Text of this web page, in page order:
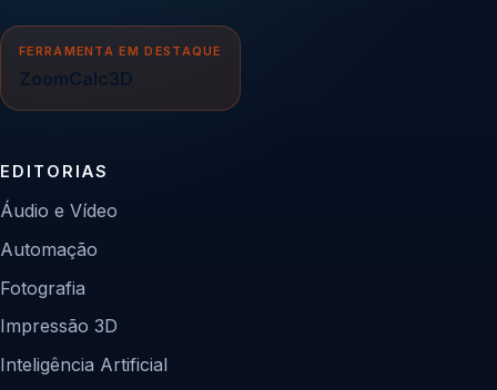
FERRAMENTA EM DESTAQUE
ZoomCalc3D
EDITORIAS
Áudio e Vídeo
Automação
Fotografia
Impressão 3D
Inteligência Artificial